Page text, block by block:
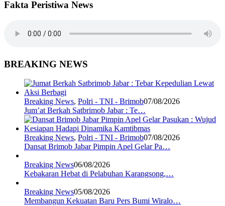
Fakta Peristiwa News
BREAKING NEWS
Breaking News, Polri - TNI - Brimob07/08/2026
Jum’at Berkah Satbrimob Jabar : Te…
Breaking News, Polri - TNI - Brimob07/08/2026
Dansat Brimob Jabar Pimpin Apel Gelar Pa…
Breaking News06/08/2026
Kebakaran Hebat di Pelabuhan Karangsong,…
Breaking News05/08/2026
Membangun Kekuatan Baru Pers Bumi Wiralo…